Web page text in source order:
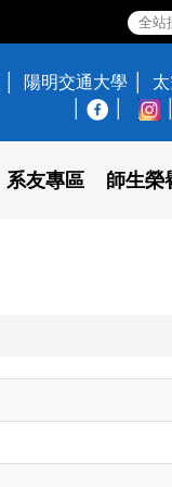
陽明交通大學
系友專區 師生榮